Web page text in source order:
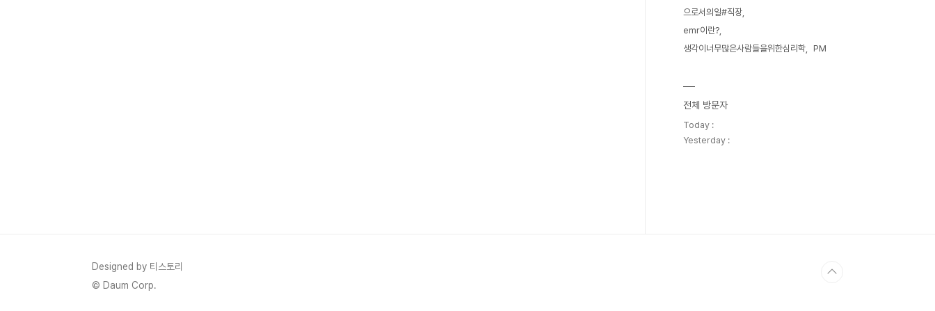
으로서의일#직장
emr이란?
생각이너무많은사람들을위한심리학
PM
전체 방문자
Today :
Yesterday :
Designed by 티스토리
© Daum Corp.